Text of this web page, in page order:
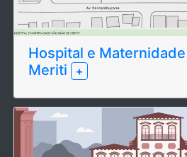
Hospital e
Meriti
+